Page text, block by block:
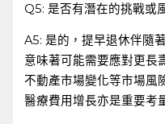
Q5: 是否有潛在的挑戰或
A5: 是的，提早退休伴隨
意味著可能需要應對更長
不動產市場變化等市場風
醫療費用增長亦是重要考